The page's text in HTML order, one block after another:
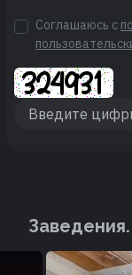
Соглашаюсь с